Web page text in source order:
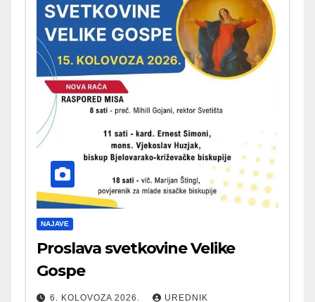
NAJAVE
Proslava svetkovine Velike
Gospe
6. KOLOVOZA 2026. UREDNIK